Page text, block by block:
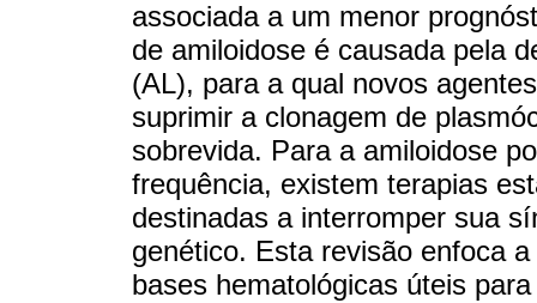
associada a um menor
de amiloidose é causada pela
(AL), para a qual novos
suprimir a clonagem de
sobrevida. Para a amiloidose
frequência, existem terapias
destinadas a interromper sua
genético. Esta revisão enfoca
bases hematológicas úteis